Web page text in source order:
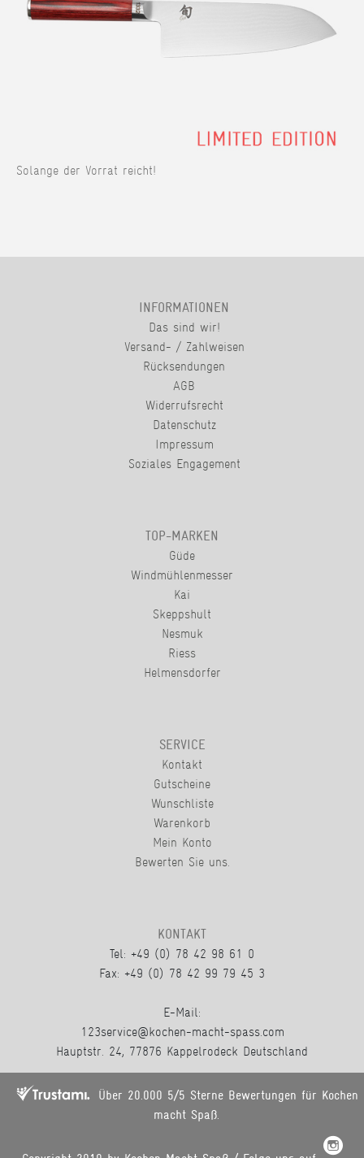
Solange der Vorrat reicht!
INFORMATIONEN
Das sind wir!
Versand- / Zahlweisen
Rücksendungen
AGB
Widerrufsrecht
Datenschutz
Impressum
Soziales Engagement
TOP-MARKEN
Güde
Windmühlenmesser
Kai
Skeppshult
Nesmuk
Riess
Helmensdorfer
SERVICE
Kontakt
Gutscheine
Wunschliste
Warenkorb
Mein Konto
Bewerten Sie uns.
KONTAKT
Tel: +49 (0) 78 42 98 61 0
Fax: +49 (0) 78 42 99 79 45 3
E-Mail:
123service@kochen-macht-spass.com
Hauptstr. 24, 77876 Kappelrodeck Deutschland
Über 20.000 5/5 Sterne Bewertungen für Kochen
macht Spaß.